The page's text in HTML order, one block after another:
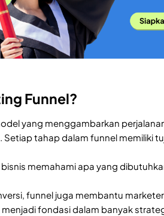
Funnel?
yang menggambarkan
Setiap tahap dalam funnel memiliki
memahami apa yang
funnel juga membantu
fondasi dalam banyak